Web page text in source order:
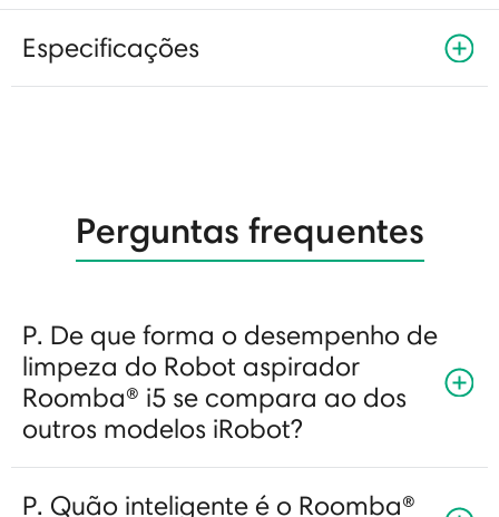
Especificações
Perguntas frequentes
P. De que forma o desempenho de
limpeza do Robot aspirador
Roomba® i5 se compara ao dos
outros modelos iRobot?
P. Quão inteligente é o Roomba®